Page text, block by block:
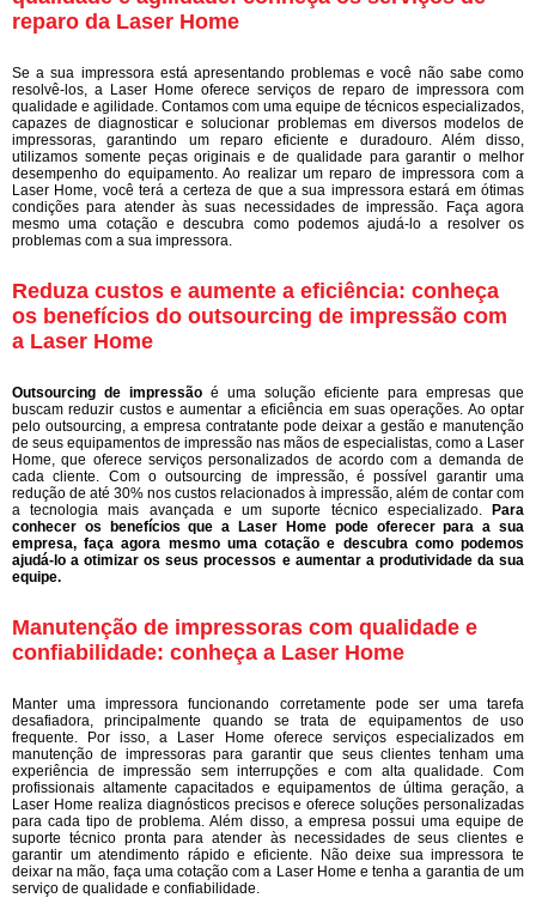
reparo da Laser Home
Se a sua impressora está apresentando problemas e você não sabe como
resolvê-los, a Laser Home oferece serviços de reparo de impressora com
qualidade e agilidade. Contamos com uma equipe de técnicos especializados,
capazes de diagnosticar e solucionar problemas em diversos modelos de
impressoras, garantindo um reparo eficiente e duradouro. Além disso,
utilizamos somente peças originais e de qualidade para garantir o melhor
desempenho do equipamento. Ao realizar um reparo de impressora com a
Laser Home, você terá a certeza de que a sua impressora estará em ótimas
condições para atender às suas necessidades de impressão. Faça agora
mesmo uma cotação e descubra como podemos ajudá-lo a resolver os
problemas com a sua impressora.
Reduza custos e aumente a eficiência: conheça
os benefícios do outsourcing de impressão com
a Laser Home
Outsourcing de impressão é uma solução eficiente para empresas que
buscam reduzir custos e aumentar a eficiência em suas operações. Ao optar
pelo outsourcing, a empresa contratante pode deixar a gestão e manutenção
de seus equipamentos de impressão nas mãos de especialistas, como a Laser
Home, que oferece serviços personalizados de acordo com a demanda de
cada cliente. Com o outsourcing de impressão, é possível garantir uma
redução de até 30% nos custos relacionados à impressão, além de contar com
a tecnologia mais avançada e um suporte técnico especializado. Para
conhecer os benefícios que a Laser Home pode oferecer para a sua
empresa, faça agora mesmo uma cotação e descubra como podemos
ajudá-lo a otimizar os seus processos e aumentar a produtividade da sua
equipe.
Manutenção de impressoras com qualidade e
confiabilidade: conheça a Laser Home
Manter uma impressora funcionando corretamente pode ser uma tarefa
desafiadora, principalmente quando se trata de equipamentos de uso
frequente. Por isso, a Laser Home oferece serviços especializados em
manutenção de impressoras para garantir que seus clientes tenham uma
experiência de impressão sem interrupções e com alta qualidade. Com
profissionais altamente capacitados e equipamentos de última geração, a
Laser Home realiza diagnósticos precisos e oferece soluções personalizadas
para cada tipo de problema. Além disso, a empresa possui uma equipe de
suporte técnico pronta para atender às necessidades de seus clientes e
garantir um atendimento rápido e eficiente. Não deixe sua impressora te
deixar na mão, faça uma cotação com a Laser Home e tenha a garantia de um
serviço de qualidade e confiabilidade.